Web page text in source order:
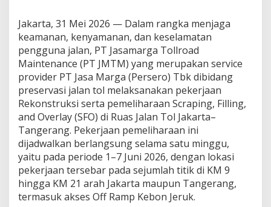
n
g
g
u
n
a
J
a
l
n
,
P
T
a
s
Jakarta, 31 Mei 2026 — Dalam rangka menjaga
keamanan, kenyamanan, dan keselamatan
pengguna jalan, PT Jasamarga Tollroad
Maintenance (PT JMTM) yang merupakan service
provider PT Jasa Marga (Persero) Tbk dibidang
preservasi jalan tol melaksanakan pekerjaan
Rekonstruksi serta pemeliharaan Scraping, Filling,
and Overlay (SFO) di Ruas Jalan Tol Jakarta–
Tangerang. Pekerjaan pemeliharaan ini
dijadwalkan berlangsung selama satu minggu,
yaitu pada periode 1–7 Juni 2026, dengan lokasi
pekerjaan tersebar pada sejumlah titik di KM 9
hingga KM 21 arah Jakarta maupun Tangerang,
termasuk akses Off Ramp Kebon Jeruk.